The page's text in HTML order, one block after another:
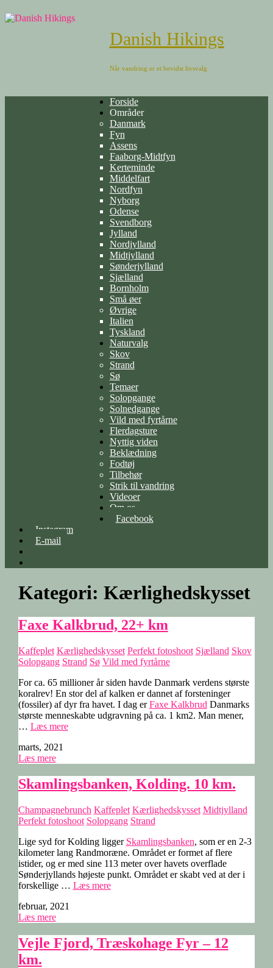
Danish Hikings
Når vandring er et bevidst livsvalg
Forside
Områder
Danmark
Fyn
Assens
Faaborg-Midtfyn
Kerteminde
Middelfart
Nordfyn
Nyborg
Odense
Svendborg
Jylland
Nordjylland
Midtjylland
Sønderjylland
Sjælland
Bornholm
Små øer
Øvrige
Italien
Tyskland
Naturvalg
Skov
Strand
Sø
Temaer
Solopgange
Solnedgange
Vild med fyrtårne
Flerdagsture
Nyttig viden
Beklædning
Fodtøj
Tilbehør
Strik til vandring
Videoer
Om os
Facebook
Instagram
E-mail
Kategori: Kærlighedskysset
Faxe Kalkbrud, 22+ km
Kaffeplet Kærlighedskysset Perfekt fotoshoot Sjælland Skov
Solopgang Strand Sø Vild med fyrtårne
For ca. 65 millioner år siden havde Danmark verdens største
koralrev! En stor del af kalken er dannet af forsteninger
(fossiler) af dyr fra havet. I dag erFaxe Kalkbrud Danmarks
største menneskabte udgravning på ca. 1 km2. Man mener,
… Læs mere“Faxe
marts, 2021
Læs mere
Skamlingsbanken, Kolding. 10 km.
Champagnebrunch Kaffeplet Kærlighedskysset Midtjylland
Perfekt fotoshoot Solopgang Strand
Lige syd for Kolding ligger Skamlingsbanken, som er en 2-3
kilometer lang Randmoræne. Området er formet af flere
istider, og er med sine 113 meter over havets overflade
Sønderjyllands højeste punkt. Området er skabt ved at der i
forskellige … Læs mere“Skamlingsbanken,
februar, 2021
Læs mere
Vejle Fjord, Træskohage Fyr – 12
km.